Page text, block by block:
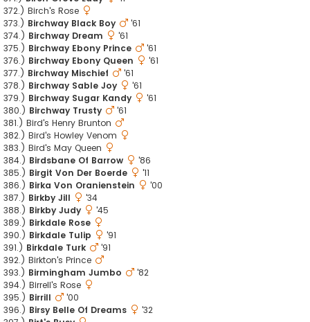
372.) Birch's Rose
373.) Birchway Black Boy
'61
374.) Birchway Dream
'61
375.) Birchway Ebony Prince
'61
376.) Birchway Ebony Queen
'61
377.) Birchway Mischief
'61
378.) Birchway Sable Joy
'61
379.) Birchway Sugar Kandy
'61
380.) Birchway Trusty
'61
381.) Bird's Henry Brunton
382.) Bird's Howley Venom
383.) Bird's May Queen
384.) Birdsbane Of Barrow
'86
385.) Birgit Von Der Boerde
'11
386.) Birka Von Oranienstein
'00
387.) Birkby Jill
'34
388.) Birkby Judy
'45
389.) Birkdale Rose
390.) Birkdale Tulip
'91
391.) Birkdale Turk
'91
392.) Birkton's Prince
393.) Birmingham Jumbo
'82
394.) Birrell's Rose
395.) Birrill
'00
396.) Birsy Belle Of Dreams
'32